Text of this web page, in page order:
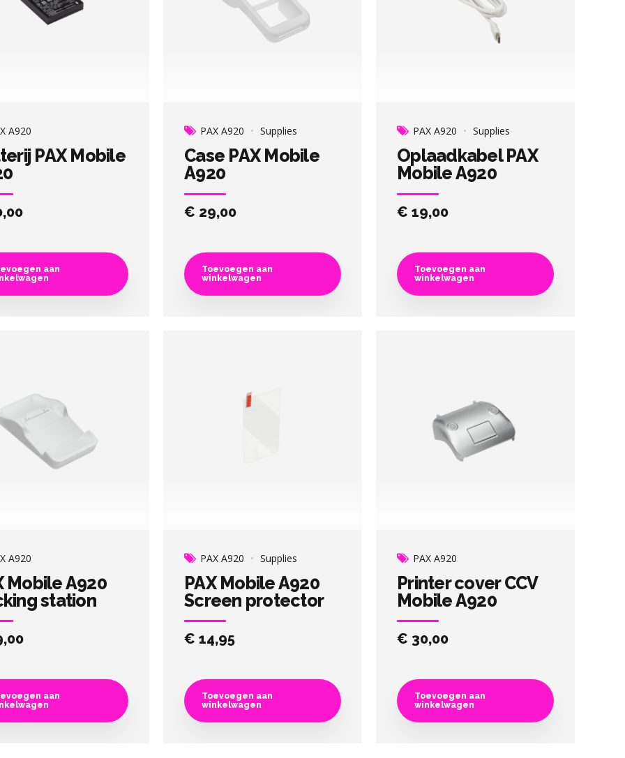
A920
PAX Mobile
aan
PAX A920 Supplies
Case PAX Mobile
A920
€ 29,00
Toevoegen aan
winkelwagen
PAX A920 Supplies
Oplaadkabel PAX
Mobile A920
€ 19,00
Toevoegen aan
winkelwagen
A920
Mobile A920
station
aan
PAX A920 Supplies
PAX Mobile A920
Screen protector
€ 14,95
Toevoegen aan
winkelwagen
PAX A920
Printer cover CCV
Mobile A920
€ 30,00
Toevoegen aan
winkelwagen